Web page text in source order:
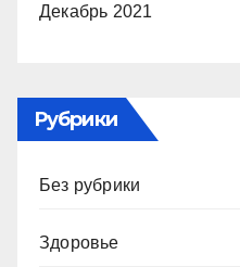
Декабрь 2021
Рубрики
Без рубрики
Здоровье